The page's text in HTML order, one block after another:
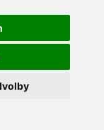
568 02, CZ